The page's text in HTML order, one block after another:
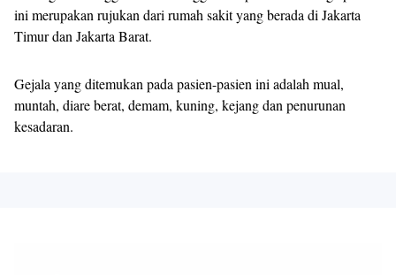
ini merupakan rujukan dari rumah sakit yang berada di Jakarta
Timur dan Jakarta Barat.
Gejala yang ditemukan pada pasien-pasien ini adalah mual,
muntah, diare berat, demam, kuning, kejang dan penurunan
kesadaran.